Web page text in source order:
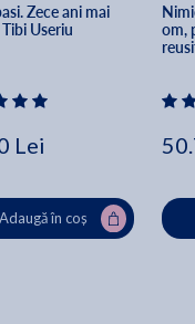
Zece ani mai
Useriu
Lei
Adaugă în coș
om,